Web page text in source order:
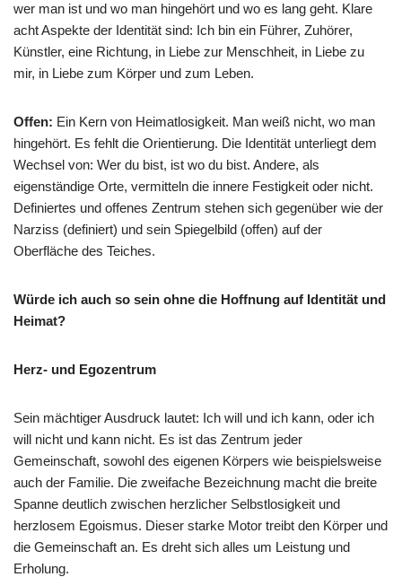
wer man ist und wo man hingehört und wo es lang geht. Klare
acht Aspekte der Identität sind: Ich bin ein Führer, Zuhörer,
Künstler, eine Richtung, in Liebe zur Menschheit, in Liebe zu
mir, in Liebe zum Körper und zum Leben.
Offen: Ein Kern von Heimatlosigkeit. Man weiß nicht, wo man
hingehört. Es fehlt die Orientierung. Die Identität unterliegt dem
Wechsel von: Wer du bist, ist wo du bist. Andere, als
eigenständige Orte, vermitteln die innere Festigkeit oder nicht.
Definiertes und offenes Zentrum stehen sich gegenüber wie der
Narziss (definiert) und sein Spiegelbild (offen) auf der
Oberfläche des Teiches.
Würde ich auch so sein ohne die Hoffnung auf Identität und
Heimat?
Herz- und Egozentrum
Sein mächtiger Ausdruck lautet: Ich will und ich kann, oder ich
will nicht und kann nicht. Es ist das Zentrum jeder
Gemeinschaft, sowohl des eigenen Körpers wie beispielsweise
auch der Familie. Die zweifache Bezeichnung macht die breite
Spanne deutlich zwischen herzlicher Selbstlosigkeit und
herzlosem Egoismus. Dieser starke Motor treibt den Körper und
die Gemeinschaft an. Es dreht sich alles um Leistung und
Erholung.